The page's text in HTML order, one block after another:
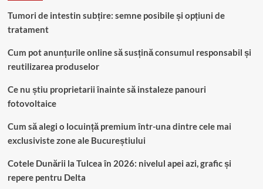
Tumori de intestin subțire: semne posibile și opțiuni de
tratament
Cum pot anunțurile online să susțină consumul responsabil și
reutilizarea produselor
Ce nu știu proprietarii înainte să instaleze panouri
fotovoltaice
Cum să alegi o locuință premium într-una dintre cele mai
exclusiviste zone ale Bucureștiului
Cotele Dunării la Tulcea în 2026: nivelul apei azi, grafic și
repere pentru Delta